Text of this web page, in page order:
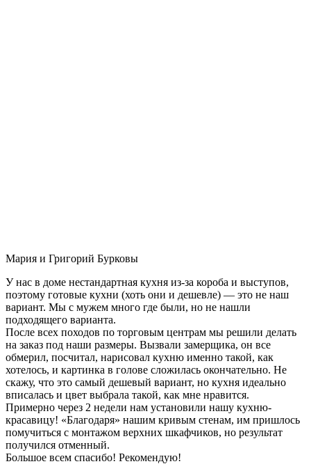
Мария и Григорий Бурковы
У нас в доме нестандартная кухня из-за короба и выступов,
поэтому готовые кухни (хоть они и дешевле) — это не наш
вариант. Мы с мужем много где были, но не нашли
подходящего варианта.
После всех походов по торговым центрам мы решили делать
на заказ под наши размеры. Вызвали замерщика, он все
обмерил, посчитал, нарисовал кухню именно такой, как
хотелось, и картинка в голове сложилась окончательно. Не
скажу, что это самый дешевый вариант, но кухня идеально
вписалась и цвет выбрала такой, как мне нравится.
Примерно через 2 недели нам установили нашу кухню-
красавицу! «Благодаря» нашим кривым стенам, им пришлось
помучиться с монтажом верхних шкафчиков, но результат
получился отменный.
Большое всем спасибо! Рекомендую!